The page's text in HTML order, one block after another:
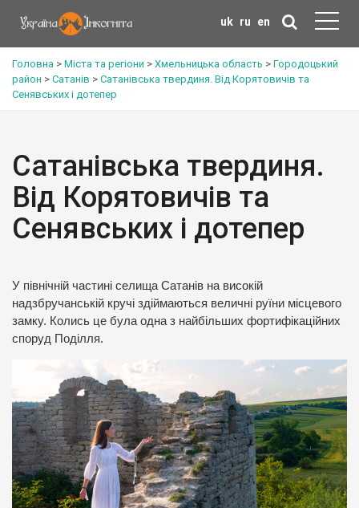
uk ru en
Головна > Міста та регіони > Хмельницька область > Городоцький
район > Сатанів > Сатанівська твердиня. Від Корятовичів та
Сенявських і дотепер
Сатанівська твердиня.
Від Корятовичів та
Сенявських і дотепер
У північній частині селища Сатанів на високій
надзбручанській кручі здіймаються величні руїни місцевого
замку. Колись це була одна з найбільших фортифікаційних
споруд Поділля.